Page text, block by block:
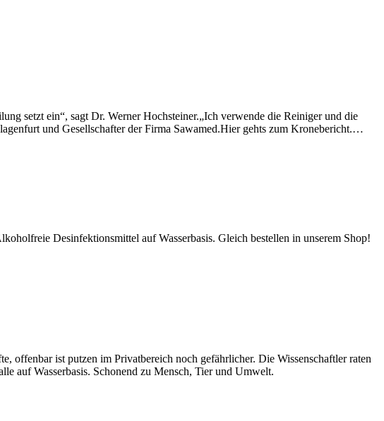
setzt ein“, sagt Dr. Werner Hochsteiner.„Ich verwende die Reiniger und die
und Gesellschafter der Firma Sawamed.Hier gehts zum Kronebericht.…
Desinfektionsmittel auf Wasserbasis. Gleich bestellen in unserem Shop!
offenbar ist putzen im Privatbereich noch gefährlicher. Die Wissenschaftler raten
auf Wasserbasis. Schonend zu Mensch, Tier und Umwelt.